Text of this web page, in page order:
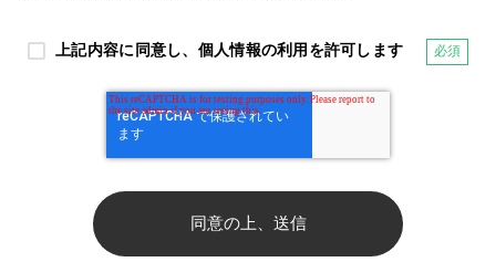
上記内容に同意し、個人情報の利用を許可します